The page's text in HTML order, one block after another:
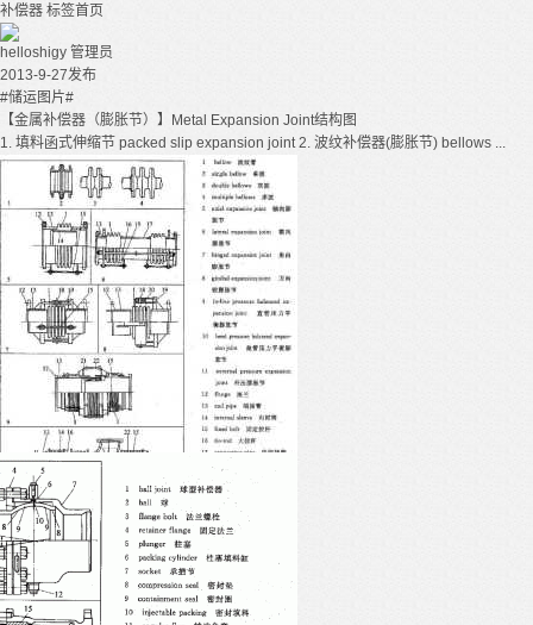
补偿器 标签首页
helloshigy 管理员
2013-9-27发布
#储运图片#
【金属补偿器（膨胀节）】Metal Expansion Joint结构图
1. 填料函式伸缩节 packed slip expansion joint 2. 波纹补偿器(膨胀节) bellows ...